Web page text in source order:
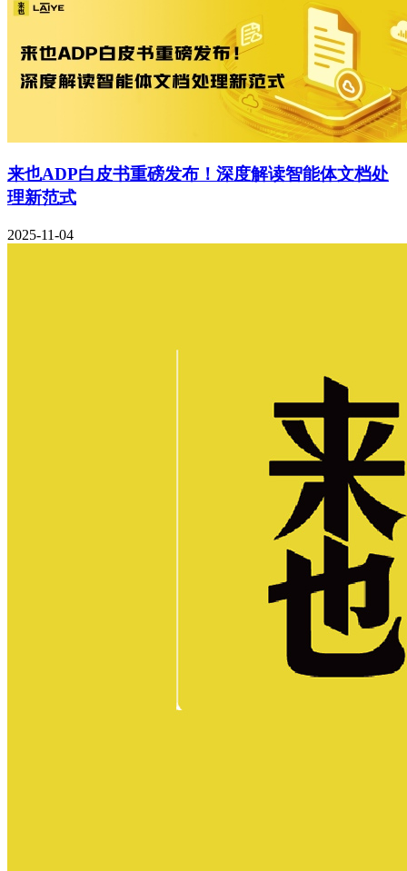
来也ADP白皮书重磅发布！深度解读智能体文档处
理新范式
2025-11-04